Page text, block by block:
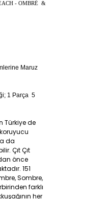
- OMBRÉ &
Maruz
1 Parça 5
Türkiye de
da
Çıt Çıt
önce
151
Sombre,
farklı
her